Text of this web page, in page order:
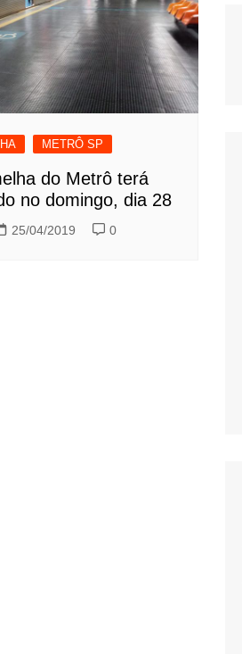
METRÔ SP
do Metrô terá
no domingo, dia 28
25/04/2019 0